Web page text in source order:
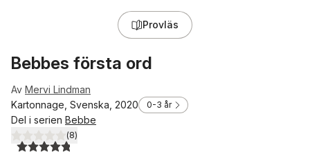
Provläs
Bebbes första ord
Av Mervi Lindman
Kartonnage, Svenska, 2020
0-3 år
Del i serien Bebbe
4,8utav 5 stjärnor. Totalt antal röster:
(8)